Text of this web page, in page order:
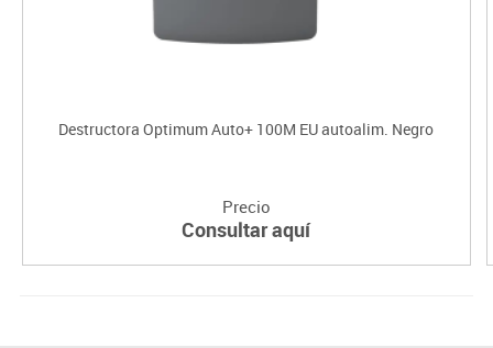
Destructora Optimum Auto+ 100M EU autoalim. Negro
Precio
Consultar aquí